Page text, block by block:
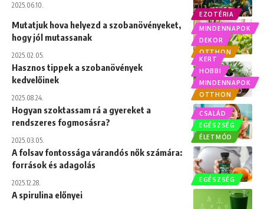
EZOTÉRIA
2025.06.10.
MINDENNAPOK
DEKOR
OTTHON
Mutatjuk hova helyezd a szobanövényeket,
hogy jól mutassanak
2025.02.05.
KERT
HOBBI
MINDENNAPOK
OTTHON
Hasznos tippek a szobanövények
kedvelőinek
2025.08.24.
CSALÁD
EGÉSZSÉG
ÉLETMÓD
Hogyan szoktassam rá a gyereket a
rendszeres fogmosásra?
2025.03.05.
EGÉSZSÉG
A folsav fontossága várandós nők számára:
források és adagolás
2025.12.28.
A spirulina előnyei